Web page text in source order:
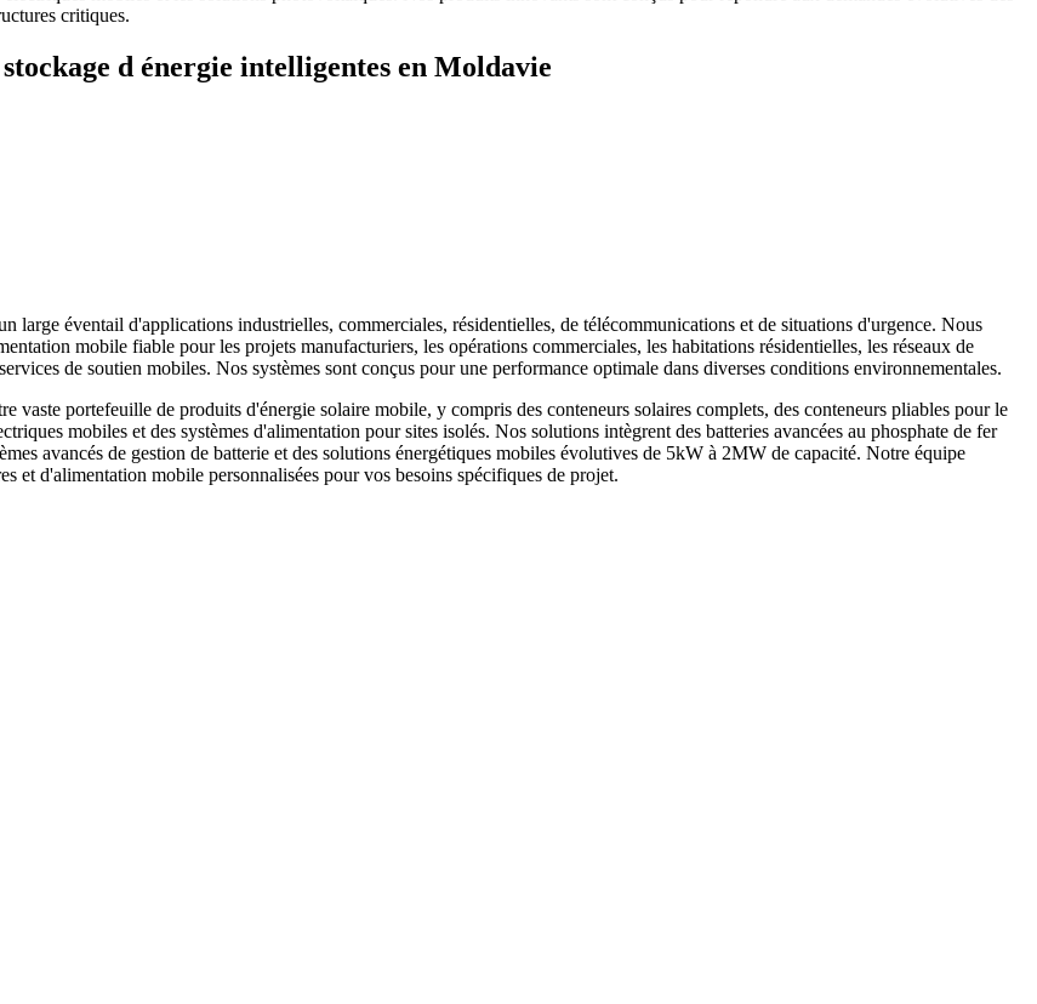
critiques.
d énergie intelligentes en Moldavie
large éventail d'applications industrielles, commerciales, résidentielles, de télécommunications et de situations d'urgence. Nous
mobile fiable pour les projets manufacturiers, les opérations commerciales, les habitations résidentielles, les réseaux de
de soutien mobiles. Nos systèmes sont conçus pour une performance optimale dans diverses conditions environnementales.
vaste portefeuille de produits d'énergie solaire mobile, y compris des conteneurs solaires complets, des conteneurs pliables pour le
mobiles et des systèmes d'alimentation pour sites isolés. Nos solutions intègrent des batteries avancées au phosphate de fer
avancés de gestion de batterie et des solutions énergétiques mobiles évolutives de 5kW à 2MW de capacité. Notre équipe
et d'alimentation mobile personnalisées pour vos besoins spécifiques de projet.